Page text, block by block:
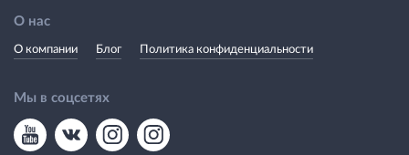
О нас
О компании Блог Политика конфиденциальности
Мы в соцсетях